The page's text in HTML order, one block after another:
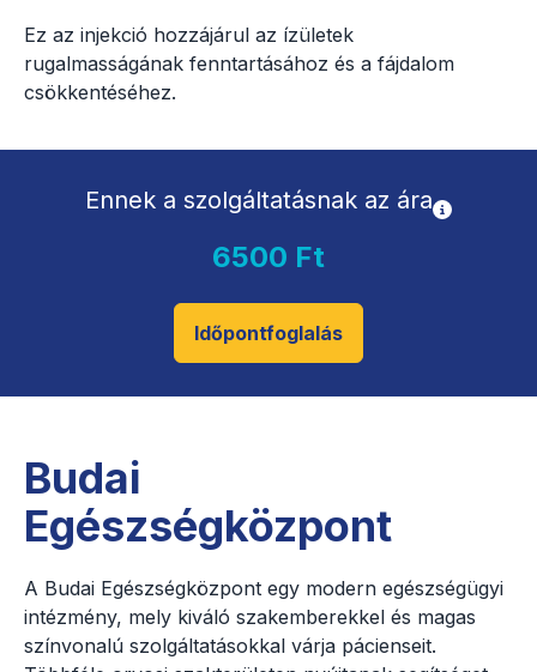
Ez az injekció hozzájárul az ízületek
rugalmasságának fenntartásához és a fájdalom
csökkentéséhez.
Ennek a szolgáltatásnak az ára
6500 Ft
Időpontfoglalás
Budai
Egészségközpont
A Budai Egészségközpont egy modern egészségügyi
intézmény, mely kiváló szakemberekkel és magas
színvonalú szolgáltatásokkal várja pácienseit.